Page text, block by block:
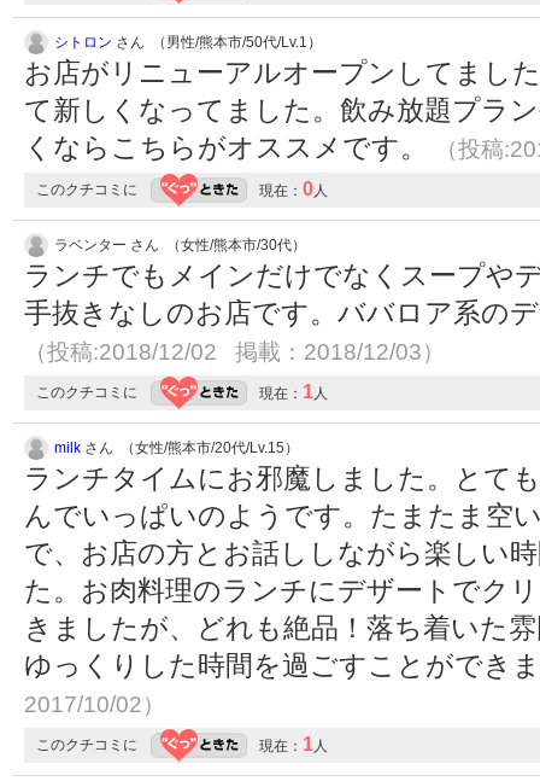
シトロン さん （男性/熊本市/50代/Lv.1）
お店がリニューアルオープンしてまし
て新しくなってました。飲み放題プラ
くならこちらがオススメです。
（投稿
このクチコミに 現在： 0人
ラベンター さん （女性/熊本市/30代）
ランチでもメインだけでなくスープや
手抜きなしのお店です。ババロア系の
（投稿:2018/12/02 掲載：2018/12/03）
このクチコミに 現在： 1人
milk さん （女性/熊本市/20代/Lv.15）
ランチタイムにお邪魔しました。とて
んでいっぱいのようです。たまたま空
で、お店の方とお話ししながら楽しい
た。お肉料理のランチにデザートでク
きましたが、どれも絶品！落ち着いた
ゆっくりした時間を過ごすことができ
2017/10/02）
このクチコミに 現在： 1人